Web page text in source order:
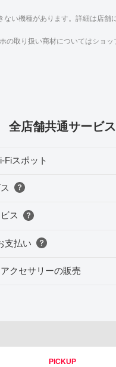
い機種があります。詳細は店舗
の取り扱い商材についてはショッ
全店舗共通サービス
Fiスポット
ス
支払い
クセサリーの販売
PICKUP